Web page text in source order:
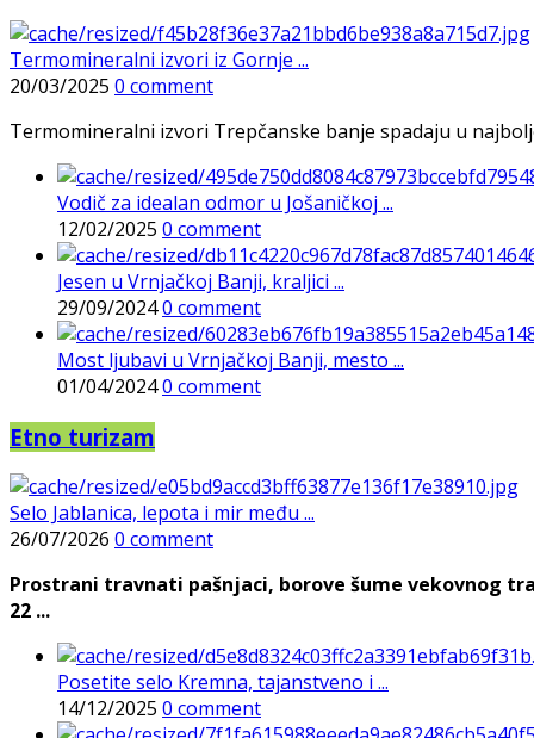
Termomineralni izvori iz Gornje ...
20/03/2025 0 comment
Termomineralni izvori Trepčanske banje spadaju u
Vodič za idealan odmor u Jošaničkoj ...
12/02/2025 0 comment
Jesen u Vrnjačkoj Banji, kraljici ...
29/09/20240 comment
Most ljubavi u Vrnjačkoj Banji, mesto ...
01/04/20240 comment
Etno turizam
Selo Jablanica, lepota i mir među ...
26/07/2026 0 comment
Prostrani travnati pašnjaci, borove šume vekovnog
22 ...
Posetite selo Kremna, tajanstveno i ...
14/12/2025 0 comment